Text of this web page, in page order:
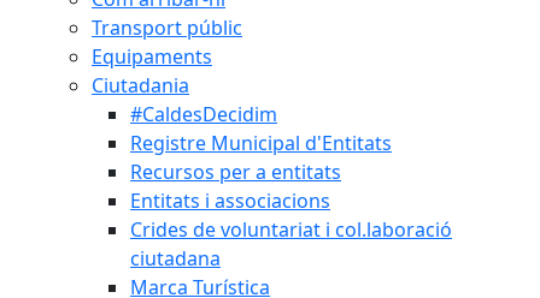
Transport públic
Equipaments
Ciutadania
#CaldesDecidim
Registre Municipal d'Entitats
Recursos per a entitats
Entitats i associacions
Crides de voluntariat i col.laboració
ciutadana
Marca Turística